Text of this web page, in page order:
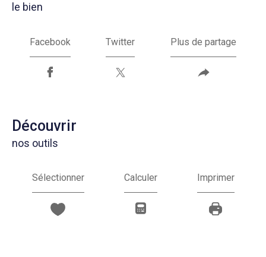
le bien
Facebook Twitter Plus de partage
découvrir
nos outils
Sélectionner Calculer Imprimer